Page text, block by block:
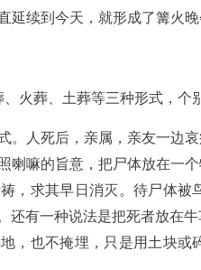
延续到今天，就形成了篝火
火葬、土葬等三种形式，个
人死后，亲属，亲友一边
喇嘛的旨意，把尸体放在一
，求其早日消灭。待尸体
还有一种说法是把死者放在
，也不掩埋，只是用土块